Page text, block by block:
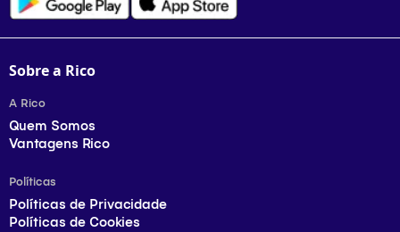
Sobre a Rico
A Rico
Quem Somos
Vantagens Rico
Políticas
Políticas de Privacidade
Políticas de Cookies